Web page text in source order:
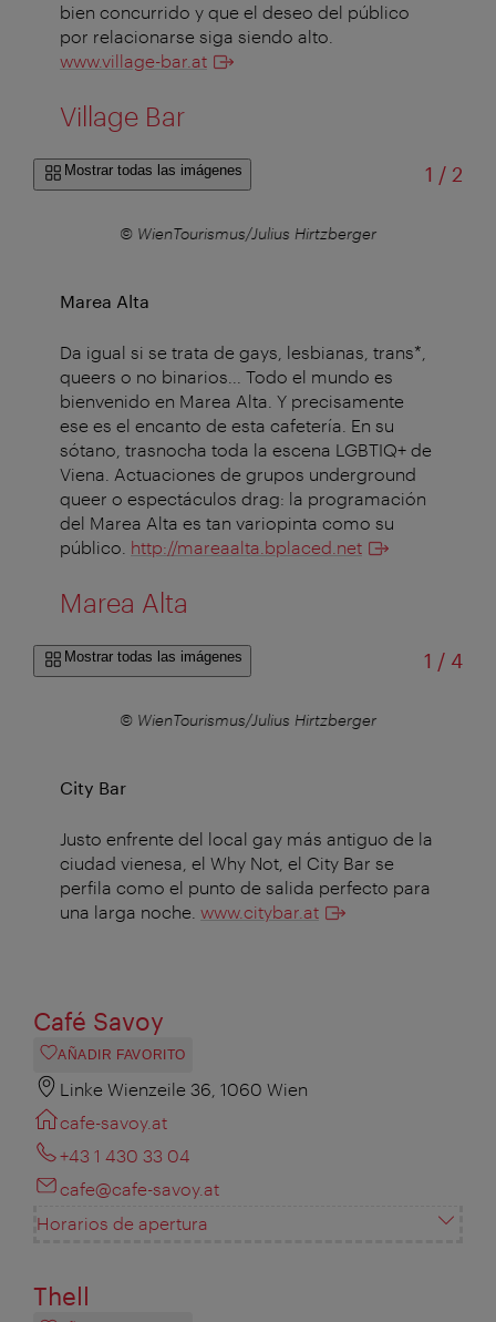
bien concurrido y que el deseo del público
por relacionarse siga siendo alto.
www.village-bar.at
Village Bar
Mostrar todas las imágenes 1 /de
2
© WienTourismus/Julius Hirtzberger
Marea Alta
Da igual si se trata de gays, lesbianas, trans*,
queers o no binarios... Todo el mundo es
bienvenido en Marea Alta. Y precisamente
ese es el encanto de esta cafetería. En su
sótano, trasnocha toda la escena LGBTIQ+ de
Viena. Actuaciones de grupos underground
queer o espectáculos drag: la programación
del Marea Alta es tan variopinta como su
público. http://mareaalta.bplaced.net
Marea Alta
Mostrar todas las imágenes 1 /de
4
© WienTourismus/Julius Hirtzberger
City Bar
Justo enfrente del local gay más antiguo de la
ciudad vienesa, el Why Not, el City Bar se
perfila como el punto de salida perfecto para
una larga noche. www.citybar.at
Café Savoy
AÑADIR FAVORITO
Linke Wienzeile 36, 1060 Wien
cafe-savoy.at
+43 1 430 33 04
cafe@cafe-savoy.at
Horarios de apertura
Thell